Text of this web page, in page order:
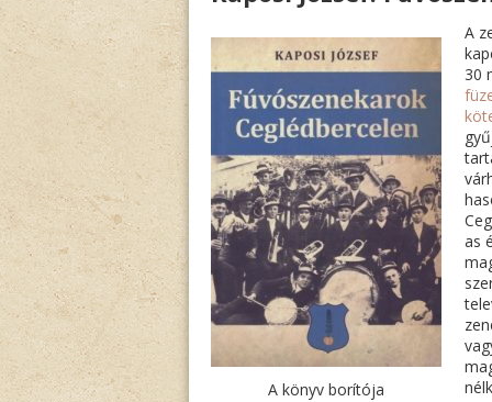
A könyv borítója
A
30
as